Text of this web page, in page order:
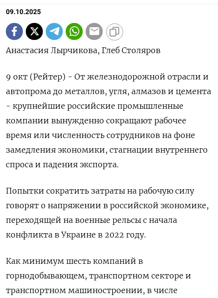
09.10.2025
Анастасия Лырчикова, Глеб Столяров
9 окт (Рейтер) - От железнодорожной отрасли и
автопрома до металлов, угля, алмазов и цемента
- крупнейшие российские промышленные
компании вынужденно сокращают рабочее
время или численность сотрудников на фоне
замедления экономики, стагнации внутреннего
спроса и падения экспорта.
Попытки сократить затраты на рабочую силу
говорят о напряжении в российской экономике,
переходящей на военные рельсы с начала
конфликта в Украине в 2022 году.
Как минимум шесть компаний в
горнодобывающем, транспортном секторе и
транспортном машиностроении, в числе